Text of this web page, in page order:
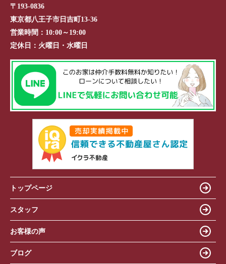
〒193-0836
東京都八王子市日吉町13-36
営業時間： 10:00～19:00
定休日： 火曜日・水曜日
トップページ
スタッフ
お客様の声
ブログ